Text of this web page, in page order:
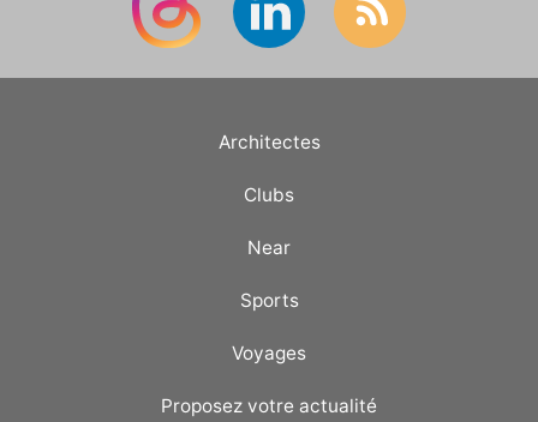
Architectes
Clubs
Near
Sports
Voyages
Proposez votre actualité